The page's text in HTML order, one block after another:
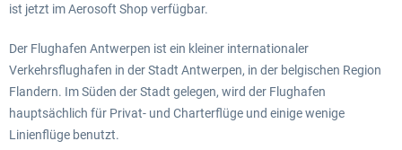
ist jetzt im Aerosoft Shop verfügbar.
Der Flughafen Antwerpen ist ein kleiner internationaler
Verkehrsflughafen in der Stadt Antwerpen, in der belgischen Region
Flandern. Im Süden der Stadt gelegen, wird der Flughafen
hauptsächlich für Privat- und Charterflüge und einige wenige
Linienflüge benutzt.